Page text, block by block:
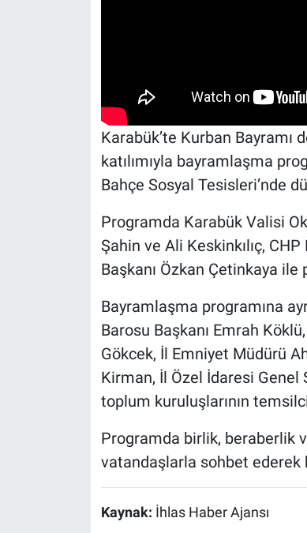
Karabük’te Kurban Bayramı
katılımıyla bayramlaşma
Bahçe Sosyal Tesisleri’nde
Programda Karabük Valisi
Şahin ve Ali Keskinkılıç,
Başkanı Özkan Çetinkaya ile
Bayramlaşma programına
Barosu Başkanı Emrah
Gökcek, İl Emniyet Müdürü
Kirman, İl Özel İdaresi
toplum kuruluşlarının
Programda birlik, beraberlik
vatandaşlarla sohbet ederek
Kaynak: İhlas Haber Ajansı